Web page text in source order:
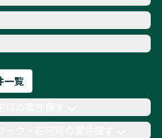
COBOL
Ruby
AWS
一覧
ク・在宅可の案件探す